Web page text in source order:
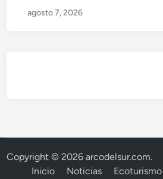
agosto 7, 2026
Copyright © 2026arcodelsur.com.
Inicio
Noticias Ecoturismo